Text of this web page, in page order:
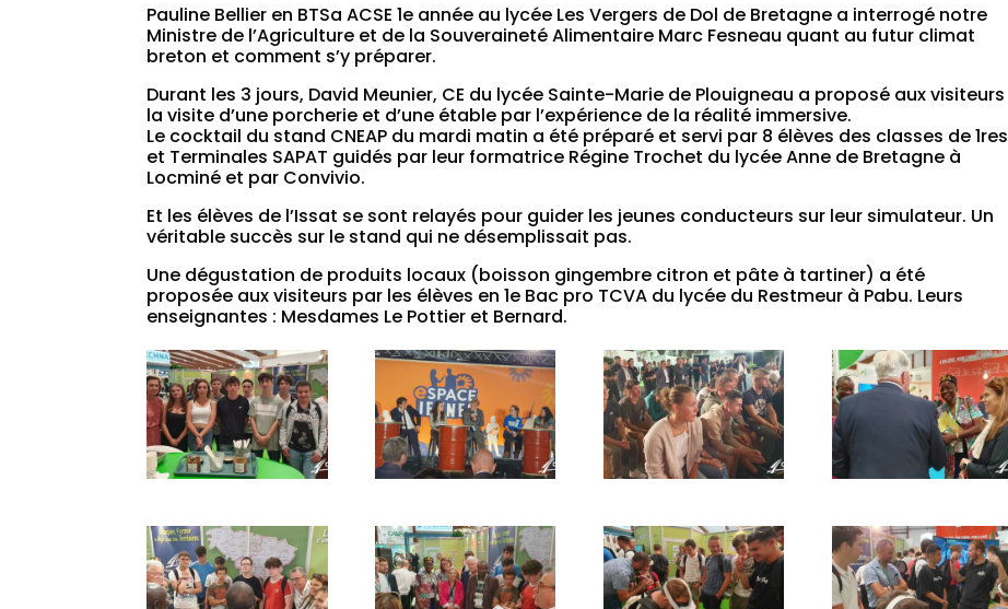
Pauline Bellier en BTSa ACSE 1e année au lycée Les Vergers de Dol de Bretagne a interrogé notre
Ministre de l’Agriculture et de la Souveraineté Alimentaire Marc Fesneau quant au futur climat
breton et comment s’y préparer.
Durant les 3 jours, David Meunier, CE du lycée Sainte-Marie de Plouigneau a proposé aux visiteurs
la visite d’une porcherie et d’une étable par l’expérience de la réalité immersive.
Le cocktail du stand CNEAP du mardi matin a été préparé et servi par 8 élèves des classes de 1res
et Terminales SAPAT guidés par leur formatrice Régine Trochet du lycée Anne de Bretagne à
Locminé et par Convivio.
Et les élèves de l’Issat se sont relayés pour guider les jeunes conducteurs sur leur simulateur. Un
véritable succès sur le stand qui ne désemplissait pas.
Une dégustation de produits locaux (boisson gingembre citron et pâte à tartiner) a été
proposée aux visiteurs par les élèves en 1e Bac pro TCVA du lycée du Restmeur à Pabu. Leurs
enseignantes : Mesdames Le Pottier et Bernard.